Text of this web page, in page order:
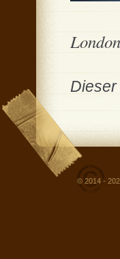
Dieser
© 2014 -